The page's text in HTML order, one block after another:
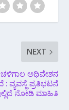
NEXT
ಅಧಿವೇಶನ
: ವ್ಯವಸ್ಥೆ ಪ್ರತಿಭಟನೆ
ನೋಡಿ ಮಾಹಿತಿ